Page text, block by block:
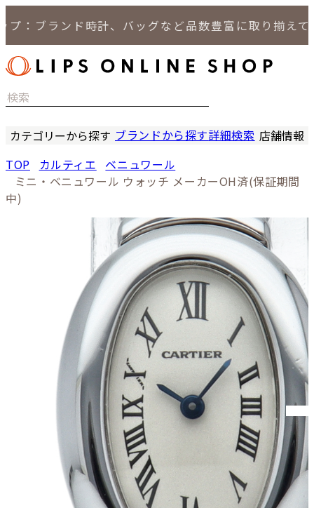
ブランド時計、バッグなど品数豊富に取り揃えており
カテゴリーから探す
バッグ
小物
ジュエリー
ブランドから探す詳細検索 店舗情報
LIPS 札
LIPS 通信
TOP カルティエ
ベニュワール
ミニ・ベニュワール ウォッチ メーカーOH済(保証期間
中)